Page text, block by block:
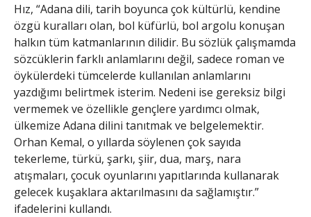
Hız, “Adana dili, tarih boyunca çok kültürlü, kendine
özgü kuralları olan, bol küfürlü, bol argolu konuşan
halkın tüm katmanlarının dilidir. Bu sözlük çalışmamda
sözcüklerin farklı anlamlarını değil, sadece roman ve
öykülerdeki tümcelerde kullanılan anlamlarını
yazdığımı belirtmek isterim. Nedeni ise gereksiz bilgi
vermemek ve özellikle gençlere yardımcı olmak,
ülkemize Adana dilini tanıtmak ve belgelemektir.
Orhan Kemal, o yıllarda söylenen çok sayıda
tekerleme, türkü, şarkı, şiir, dua, marş, nara
atışmaları, çocuk oyunlarını yapıtlarında kullanarak
gelecek kuşaklara aktarılmasını da sağlamıştır.”
ifadelerini kullandı.